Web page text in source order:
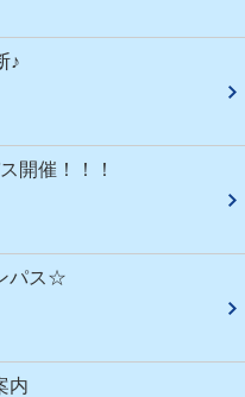
♪
開催！！！
パス☆
内